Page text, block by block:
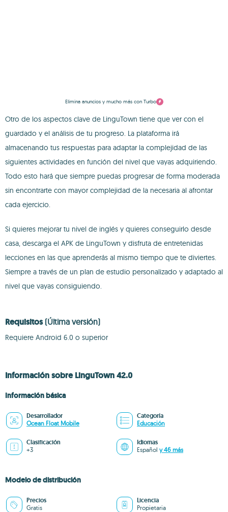
Elimina anuncios y mucho más con Turbo
Otro de los aspectos clave de LinguTown tiene que ver con el
guardado y el análisis de tu progreso. La plataforma irá
almacenando tus respuestas para adaptar la complejidad de las
siguientes actividades en función del nivel que vayas adquiriendo.
Todo esto hará que siempre puedas progresar de forma moderada
sin encontrarte con mayor complejidad de la necesaria al afrontar
cada ejercicio.
Si quieres mejorar tu nivel de inglés y quieres conseguirlo desde
casa, descarga el APK de LinguTown y disfruta de entretenidas
lecciones en las que aprenderás al mismo tiempo que te diviertes.
Siempre a través de un plan de estudio personalizado y adaptado al
nivel que vayas consiguiendo.
Requisitos (Última versión)
Requiere Android 6.0 o superior
Información sobre LinguTown 42.0
Información básica
Desarrollador
Ocean Float Mobile
Categoría
Educación
Clasificación
+3
Idiomas
Español y 46 más
Modelo de distribución
Precios
Gratis
Licencia
Propietaria